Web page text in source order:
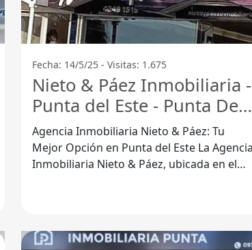
Fecha: 14/5/25 - Visitas: 1.675
Nieto & Páez Inmobiliaria -
Punta del Este - Punta Del
Este
Agencia Inmobiliaria Nieto & Páez: Tu
Mejor Opción en Punta del Este La Agencia
Inmobiliaria Nieto & Páez, ubicada en el